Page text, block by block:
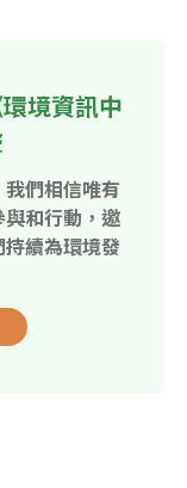
境資訊中
我們相信唯有
和行動，邀
續為環境發